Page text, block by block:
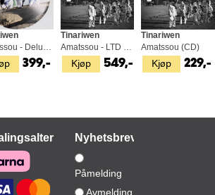
399,- Kjøp
Tinariwen
549,- Kjøp
Tinariwen
Amatssou (CD)
229,-
Nyhetsbrev
Påmelding
Avmelding